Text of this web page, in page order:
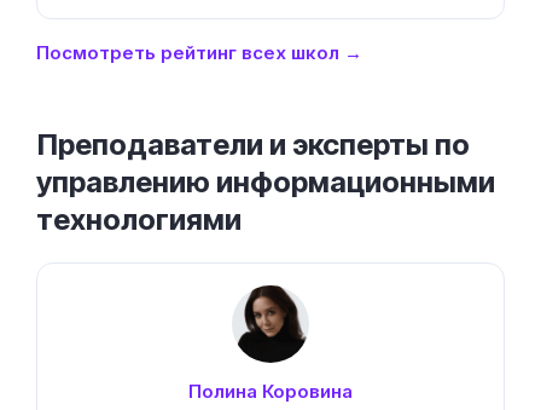
Посмотреть рейтинг всех школ →
Преподаватели и эксперты по
управлению информационными
технологиями
Полина Коровина